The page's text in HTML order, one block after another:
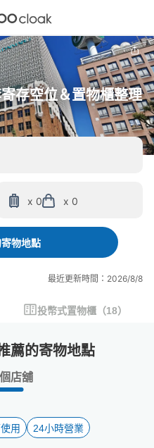
存空位＆置物櫃整理
x 0 x 0
物地點
最近更新時間：2026/8/8
投幣式置物櫃 （18）
薦的寄物地點
店舖
用 24小時營業